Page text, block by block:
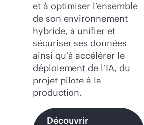
et à optimiser l’ensemble
de son environnement
hybride, à unifier et
sécuriser ses données
ainsi qu’à accélérer le
déploiement de l’IA, du
projet pilote à la
production.
Découvrir